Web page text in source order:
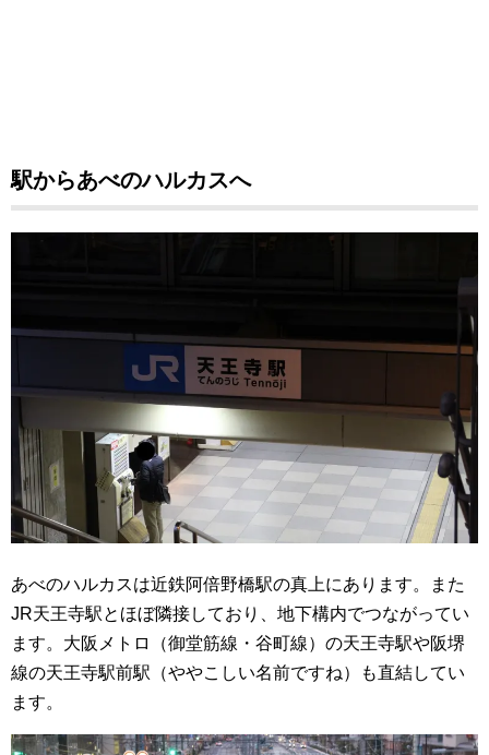
駅からあべのハルカスへ
あべのハルカスは近鉄阿倍野橋駅の真上にあります。また
JR天王寺駅とほぼ隣接しており、地下構内でつながってい
ます。大阪メトロ（御堂筋線・谷町線）の天王寺駅や阪堺
線の天王寺駅前駅（ややこしい名前ですね）も直結してい
ます。